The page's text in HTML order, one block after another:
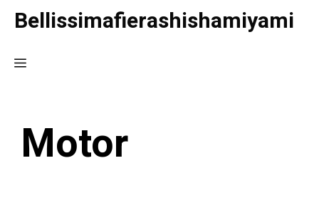
Saltar
contenido
Bellissimafierashishamiyami
Menú
Motor